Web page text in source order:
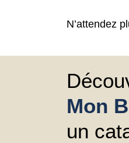
N’attendez
Mon
un